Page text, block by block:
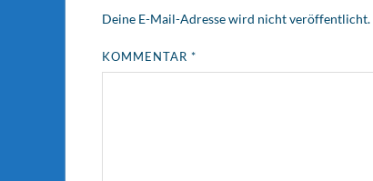
Deine E-Mail-Adresse wird nicht veröffentlicht.
KOMMENTAR*